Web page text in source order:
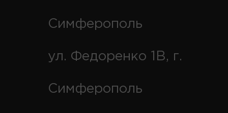
Симферополь
ул. Федоренко 1В, г.
Симферополь